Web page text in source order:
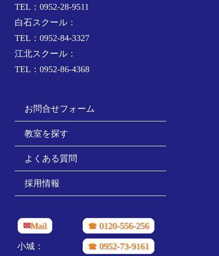
TEL：0952-28-9511
白石スクール：
TEL：0952-84-3327
江北スクール：
TEL：0952-86-4368
お問合せフォーム
教室を探す
よくある質問
採用情報
✉Mail ☎ 0120-556-256
小城： ☎ 0952-73-9161